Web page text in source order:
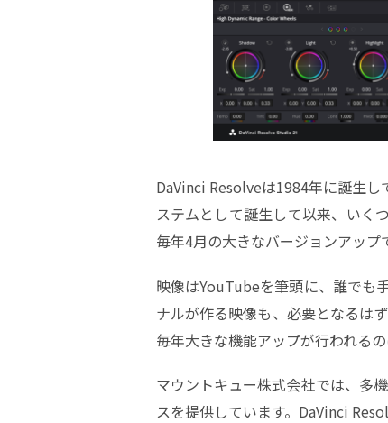
DaVinci Resolveは1984年に誕生
ステムとして誕生して以来、いく
毎年4月の大きなバージョンアップ
映像はYouTubeを筆頭に、誰でも
ナルが作る映像も、必要となるは
毎年大きな機能アップが行われる
マウントキュー株式会社では、多
スを提供しています。DaVinci